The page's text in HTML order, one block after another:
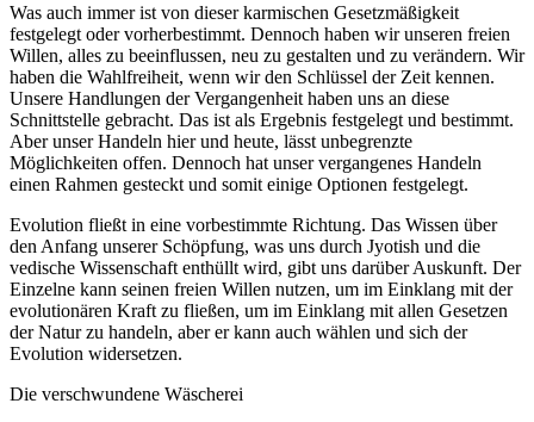
Was auch immer ist von dieser karmischen Gesetzmäßigkeit
festgelegt oder vorherbestimmt. Dennoch haben wir unseren freien
Willen, alles zu beeinflussen, neu zu gestalten und zu verändern. Wir
haben die Wahlfreiheit, wenn wir den Schlüssel der Zeit kennen.
Unsere Handlungen der Vergangenheit haben uns an diese
Schnittstelle gebracht. Das ist als Ergebnis festgelegt und bestimmt.
Aber unser Handeln hier und heute, lässt unbegrenzte
Möglichkeiten offen. Dennoch hat unser vergangenes Handeln
einen Rahmen gesteckt und somit einige Optionen festgelegt.
Evolution fließt in eine vorbestimmte Richtung. Das Wissen über
den Anfang unserer Schöpfung, was uns durch Jyotish und die
vedische Wissenschaft enthüllt wird, gibt uns darüber Auskunft. Der
Einzelne kann seinen freien Willen nutzen, um im Einklang mit der
evolutionären Kraft zu fließen, um im Einklang mit allen Gesetzen
der Natur zu handeln, aber er kann auch wählen und sich der
Evolution widersetzen.
Die verschwundene Wäscherei